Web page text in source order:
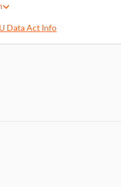
- 12 MP Weitwinkel,
Netzteil (Art.-Nr.
Data Act Info